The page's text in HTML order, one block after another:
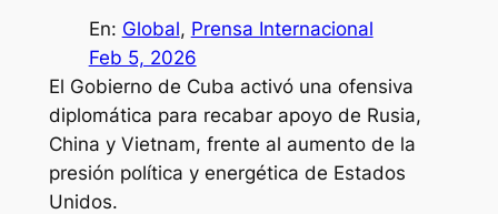
En: Global, Prensa Internacional
Feb 5, 2026
El Gobierno de Cuba activó una ofensiva
diplomática para recabar apoyo de Rusia,
China y Vietnam, frente al aumento de la
presión política y energética de Estados
Unidos.